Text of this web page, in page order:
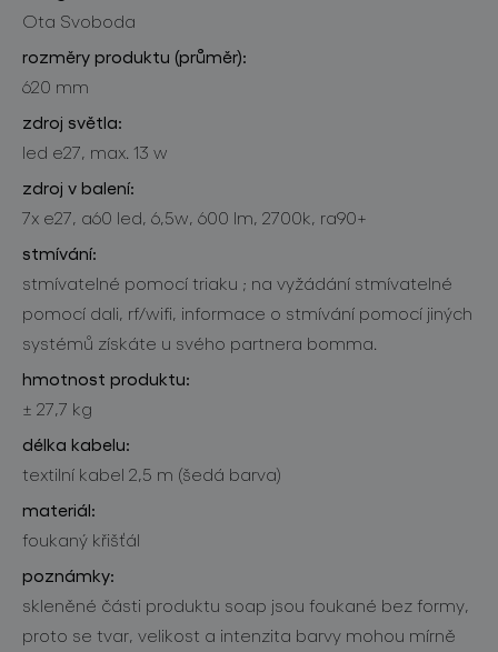
Ota Svoboda
rozměry produktu (průměr):
620 mm
zdroj světla:
led e27, max. 13 w
zdroj v balení:
7x e27, a60 led, 6,5w, 600 lm, 2700k, ra90+
stmívání:
stmívatelné pomocí triaku ; na vyžádání stmívatelné
pomocí dali, rf/wifi, informace o stmívání pomocí jiných
systémů získáte u svého partnera bomma.
hmotnost produktu:
± 27,7 kg
délka kabelu:
textilní kabel 2,5 m (šedá barva)
materiál:
foukaný křišťál
poznámky:
skleněné části produktu soap jsou foukané bez formy,
proto se tvar, velikost a intenzita barvy mohou mírně